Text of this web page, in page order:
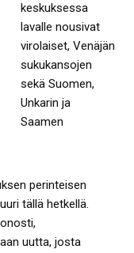
keskuksessa
lavalle nousivat
virolaiset, Venäjän
sukukansojen
sekä Suomen,
Unkarin ja
Saamen
perinteisen
tällä hetkellä.
uutta, josta